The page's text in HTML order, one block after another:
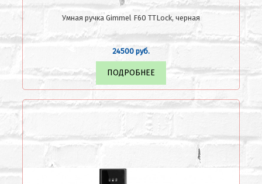
Умная ручка Gimmel F60 TTLock, черная
24500 руб.
ПОДРОБНЕЕ